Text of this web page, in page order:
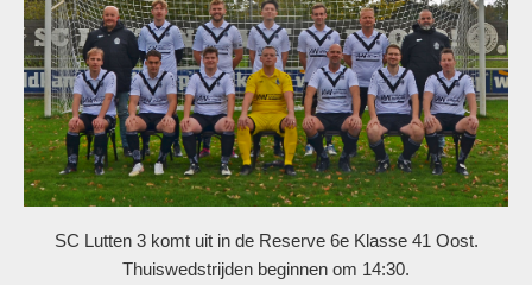
SC Lutten 3 komt uit in de Reserve 6e Klasse 41 Oost.
Thuiswedstrijden beginnen om 14:30.